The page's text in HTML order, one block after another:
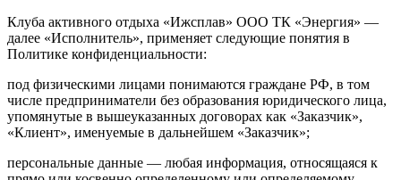
Клуба активного отдыха «Ижсплав» ООО ТК «Энергия» —
далее «Исполнитель», применяет следующие понятия в
Политике конфиденциальности:
под физическими лицами понимаются граждане РФ, в том
числе предприниматели без образования юридического лица,
упомянутые в вышеуказанных договорах как «Заказчик»,
«Клиент», именуемые в дальнейшем «Заказчик»;
персональные данные — любая информация, относящаяся к